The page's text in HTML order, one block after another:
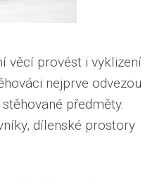
věcí provést i vyklizení
nejprve odvezou
předměty.
dílenské prostory